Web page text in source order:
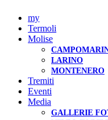
my
Termoli
Molise
LARINO
MONTENERO
Tremiti
Eventi
Media
GALLERIE